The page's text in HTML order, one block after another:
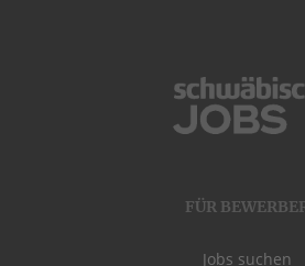
FÜR
Jobs suchen